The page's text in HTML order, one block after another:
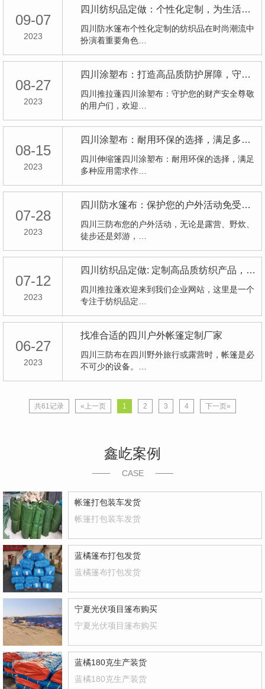
09-07
2023
四川纺织品定做：个性化定制，为生活增添独特魅力
四川防水篷布个性化定制的纺织品在时尚潮流中
扮演着重要角色…
08-27
2023
四川涂塑布：打造高品质防护屏障，守护您的财产安全
四川推拉蓬四川涂塑布：守护您的财产安全尊敬
的用户们，欢迎…
08-15
2023
四川涂塑布：耐用环保的选择，满足多种应用需求
四川伸缩篷四川涂塑布：耐用环保的选择，满足
多种应用需求作…
07-28
2023
四川防水篷布：保护您的户外活动免受雨水侵袭
四川三防布您的户外活动，无论是露营、野炊、
徒步还是郊游，…
07-12
2023
四川纺织品定做: 定制高品质纺织产品，满足您的需求
四川推拉蓬欢迎来到我们企业网站，这里是一个
专注于纺织品定…
06-27
2023
找准合适的四川户外帐篷定制厂家
四川三防布在四川野外旅行或露营时，帐篷是必
不可少的设备。…
共61记录 «上一页 1 2 3 4 下一页»
鑫屹案例
CASE
帐篷打包装车发货
帐篷打包装车发货
蓝橘篷布打包发货
蓝橘篷布打包发货
宁夏光伏项目篷布购买
宁夏光伏项目篷布购买
蓝橘180克生产装货
蓝橘180克生产装货